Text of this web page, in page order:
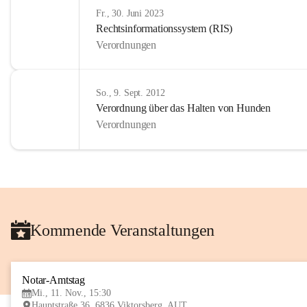
Fr., 30. Juni 2023
Rechtsinformationssystem (RIS)
Verordnungen
So., 9. Sept. 2012
Verordnung über das Halten von Hunden
Verordnungen
Kommende Veranstaltungen
Notar-Amtstag
Mi., 11. Nov., 15:30